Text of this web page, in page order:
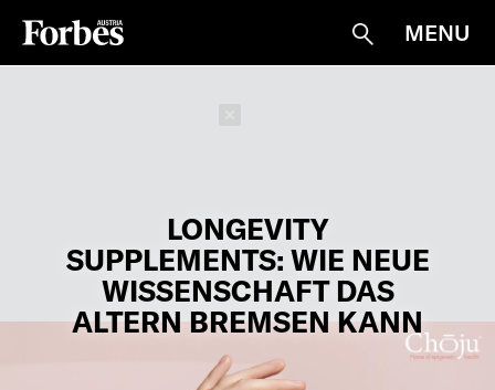
Suche
MENU
LONGEVITY
SUPPLEMENTS: WIE NEUE
WISSENSCHAFT DAS
ALTERN BREMSEN KANN